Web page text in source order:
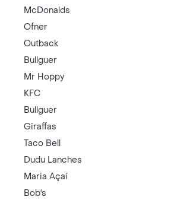
McDonalds
Ofner
Outback
Bullguer
Mr Hoppy
KFC
Bullguer
Giraffas
Taco Bell
Dudu Lanches
Maria Açaí
Bob's